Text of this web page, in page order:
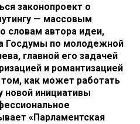
законопроект о
— массовым
словам автора идеи,
Госдумы по молодежной
главной его задачей
и романтизацией
том, как может работать
новой инициативы
«Парламентская